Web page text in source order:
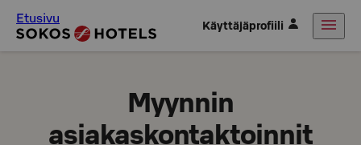
Etusivu Käyttäjäprofiili
Myynnin
asiakaskontaktoinnit